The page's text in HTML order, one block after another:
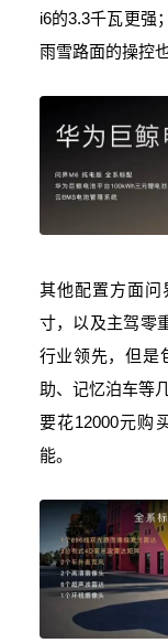
i6的3.3千瓦更强
雨雪路面的操控
其他配置方面问
寸，以及主驾零
行业领先，但是
助、记忆泊车等
要花12000元购
能。